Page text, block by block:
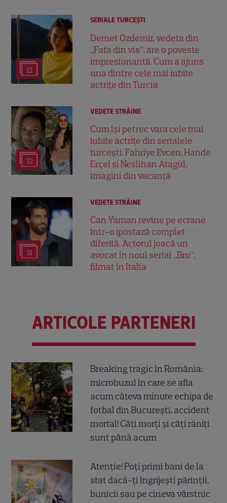
12
SERIALE TURCEŞTI
Demet Özdemir, vedeta din
„Fata din vis”, are o poveste
impresionantă. Cum a ajuns
una dintre cele mai iubite
actrițe din Turcia
32
VEDETE STRĂINE
Cum își petrec vara cele mai
iubite actrițe din serialele
turcești. Fahriye Evcen, Hande
Erçel și Neslihan Atagül,
imagini din vacanță
31
VEDETE STRĂINE
Can Yaman revine pe ecrane
într-o ipostază complet
diferită. Actorul joacă un
avocat în noul serial „Bro”,
filmat în Italia
ARTICOLE PARTENERI
Breaking tragic în România:
microbuzul în care se afla
acum câteva minute echipa de
fotbal din București, accident
mortal! Câți morți și câți răniți
sunt până acum
Atenție! Poți primi bani de la
stat dacă-ți îngrijești părinții,
bunicii sau pe cineva vârstnic